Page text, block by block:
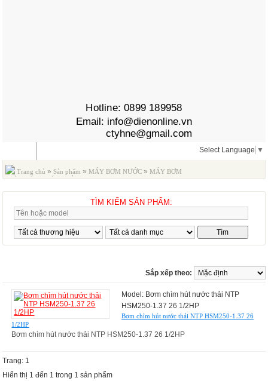
Hotline:0899 189958
Email: info@dienonline.vn
ctyhne@gmail.com
Trang chủ »Sản phẩm »MÁY BƠM NƯỚC»MÁY BƠM
CHÌM HÚT NƯỚC THẢI
Select Language ▼
TÌM KIẾM SẢN PHẨM:
Sắp xếp theo:
Model: Bơm chìm hút nước thải NTP
HSM250-1.37 26 1/2HP
Bơm chìm hút nước thải NTP HSM250-1.37 26
1/2HP
Bơm chìm hút nước thải NTP HSM250-1.37 26 1/2HP
Trang: 1
Hiển thị 1 đến 1 trong 1 sản phẩm